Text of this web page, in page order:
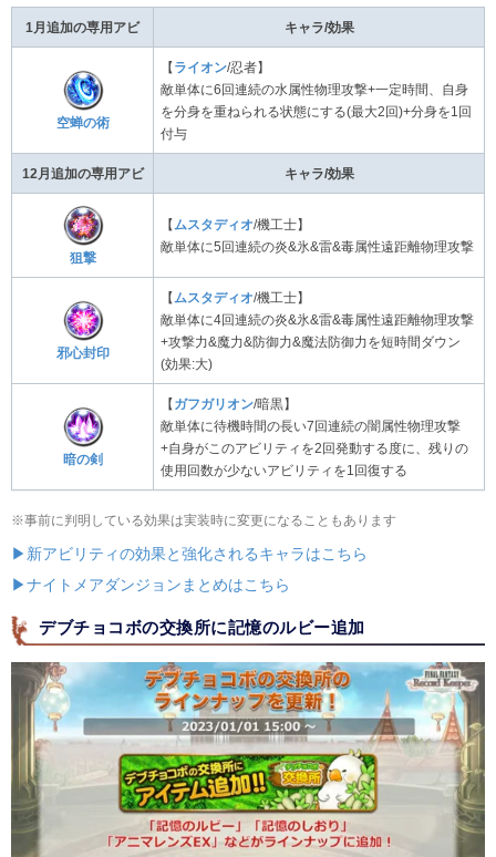
1月追加の専用アビ キャラ/効果
空蝉の術
【 ライオン/忍者】
敵単体に6回連続の水属性物理攻撃+一定時間、自身
を分身を重ねられる状態にする(最大2回)+分身を1回
付与
12月追加の専用アビ キャラ/効果
狙撃
【 ムスタディオ/機工士】
敵単体に5回連続の炎&氷&雷&毒属性遠距離物理攻撃
邪心封印
【 ムスタディオ/機工士】
敵単体に4回連続の炎&氷&雷&毒属性遠距離物理攻撃
+攻撃力&魔力&防御力&魔法防御力を短時間ダウン
(効果:大)
暗の剣
【 ガフガリオン/暗黒】
敵単体に待機時間の長い7回連続の闇属性物理攻撃
+自身がこのアビリティを2回発動する度に、残りの
使用回数が少ないアビリティを1回復する
※事前に判明している効果は実装時に変更になることもあります
▶新アビリティの効果と強化されるキャラはこちら
▶ナイトメアダンジョンまとめはこちら
デブチョコボの交換所に記憶のルビー追加